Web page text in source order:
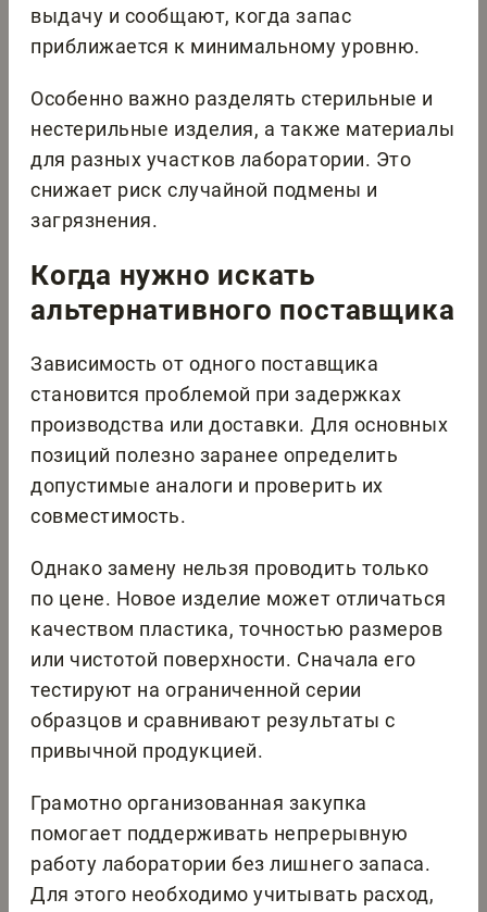
выдачу и сообщают, когда запас
приближается к минимальному уровню.
Особенно важно разделять стерильные и
нестерильные изделия, а также материалы
для разных участков лаборатории. Это
снижает риск случайной подмены и
загрязнения.
Когда нужно искать
альтернативного поставщика
Зависимость от одного поставщика
становится проблемой при задержках
производства или доставки. Для основных
позиций полезно заранее определить
допустимые аналоги и проверить их
совместимость.
Однако замену нельзя проводить только
по цене. Новое изделие может отличаться
качеством пластика, точностью размеров
или чистотой поверхности. Сначала его
тестируют на ограниченной серии
образцов и сравнивают результаты с
привычной продукцией.
Грамотно организованная закупка
помогает поддерживать непрерывную
работу лаборатории без лишнего запаса.
Для этого необходимо учитывать расход,